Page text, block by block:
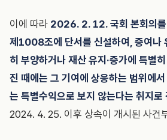
이에 따라 2026. 2. 12. 국회 본회의를
제1008조에 단서를 신설하여, 증여나
히 부양하거나 재산 유지·증가에 특별
진 때에는 그 기여에 상응하는 범위에
는 특별수익으로 보지 않는다는 취지로
2024. 4. 25. 이후 상속이 개시된 사건